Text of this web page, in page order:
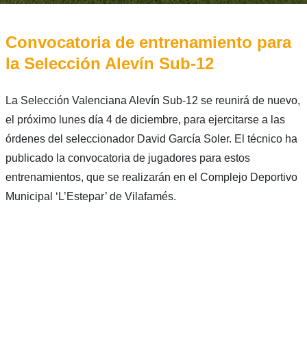
Convocatoria de entrenamiento para
la Selección Alevín Sub-12
La Selección Valenciana Alevín Sub-12 se reunirá de nuevo,
el próximo lunes día 4 de diciembre, para ejercitarse a las
órdenes del seleccionador David García Soler. El técnico ha
publicado la convocatoria de jugadores para estos
entrenamientos, que se realizarán en el Complejo Deportivo
Municipal ‘L’Estepar’ de Vilafamés.